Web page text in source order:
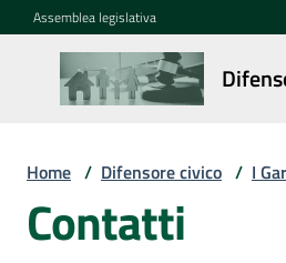
Vai al contenuto
Vai alla navigazione
Vai al footer
Assemblea legislativa
Difensore
civico
fa
Home / Difensore civico / I
Contatti